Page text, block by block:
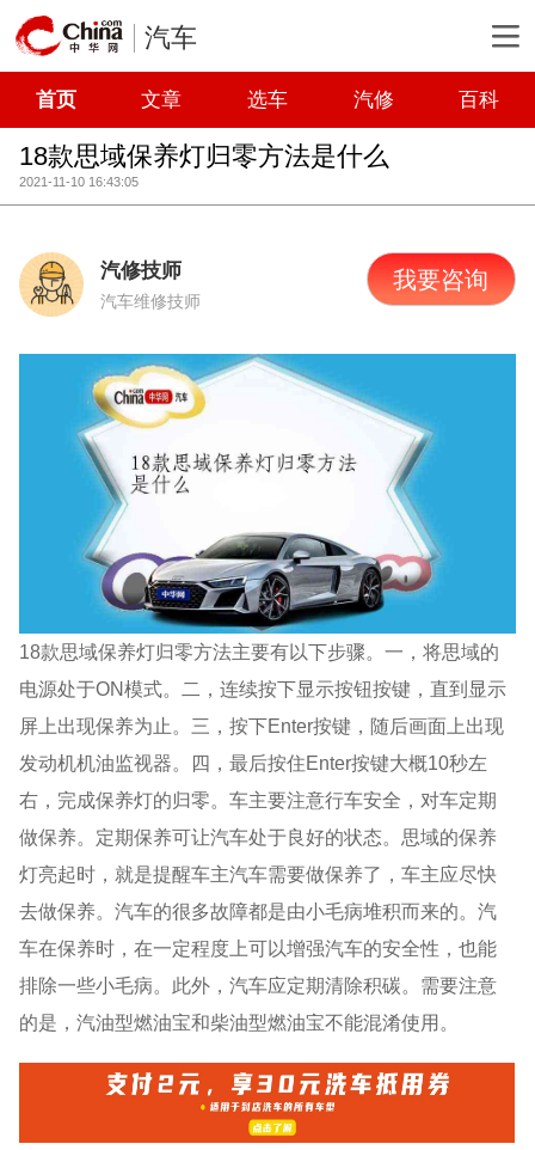
汽车
首页 文章 选车 汽修 百科
18款思域保养灯归零方法是什么
2021-11-10 16:43:05
汽修技师
汽车维修技师
我要咨询
18款思域保养灯归零方法主要有以下步骤。一，将思域的
电源处于ON模式。二，连续按下显示按钮按键，直到显示
屏上出现保养为止。三，按下Enter按键，随后画面上出现
发动机机油监视器。四，最后按住Enter按键大概10秒左
右，完成保养灯的归零。车主要注意行车安全，对车定期
做保养。定期保养可让汽车处于良好的状态。思域的保养
灯亮起时，就是提醒车主汽车需要做保养了，车主应尽快
去做保养。汽车的很多故障都是由小毛病堆积而来的。汽
车在保养时，在一定程度上可以增强汽车的安全性，也能
排除一些小毛病。此外，汽车应定期清除积碳。需要注意
的是，汽油型燃油宝和柴油型燃油宝不能混淆使用。